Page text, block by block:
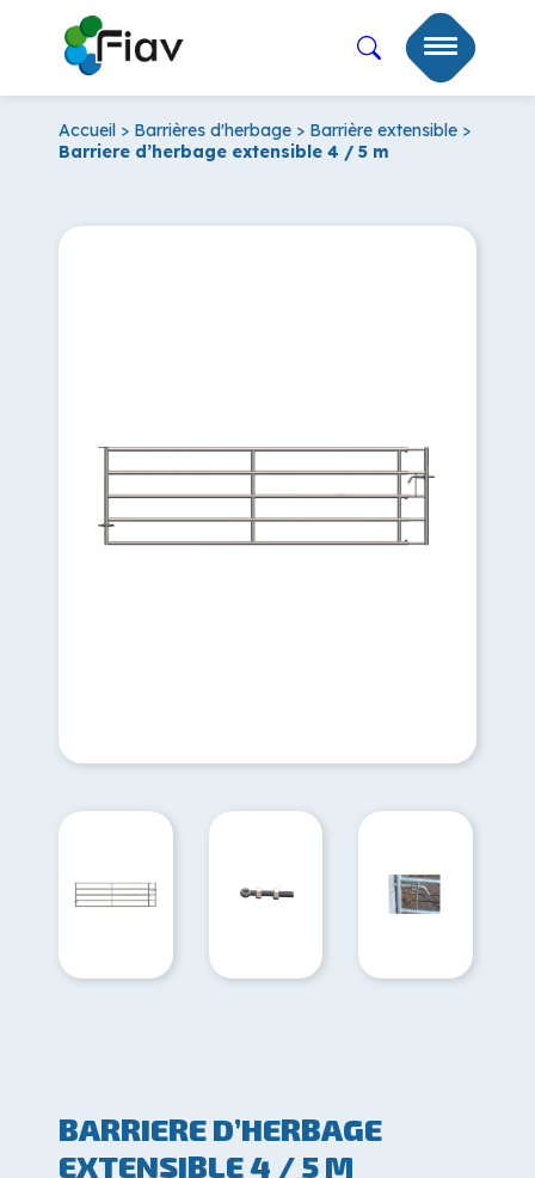
Accueil > Barrières d'herbage > Barrière extensible >
Barriere d’herbage extensible 4 / 5 m
BARRIERE D’HERBAGE
EXTENSIBLE 4 / 5 M